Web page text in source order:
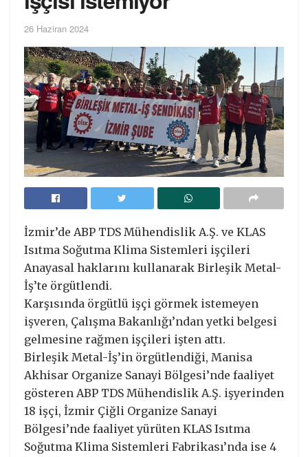
26 Haziran 2024
İzmir’de ABP TDS Mühendislik A.Ş. ve KLAS
Isıtma Soğutma Klima Sistemleri işçileri
Anayasal haklarını kullanarak Birleşik Metal-
İş’te örgütlendi.
Karşısında örgütlü işçi görmek istemeyen
işveren, Çalışma Bakanlığı’ndan yetki belgesi
gelmesine rağmen işçileri işten attı.
Birleşik Metal-İş’in örgütlendiği, Manisa
Akhisar Organize Sanayi Bölgesi’nde faaliyet
gösteren ABP TDS Mühendislik A.Ş. işyerinden
18 işçi, İzmir Çiğli Organize Sanayi
Bölgesi’nde faaliyet yürüten KLAS Isıtma
Soğutma Klima Sistemleri Fabrikası’nda ise 4